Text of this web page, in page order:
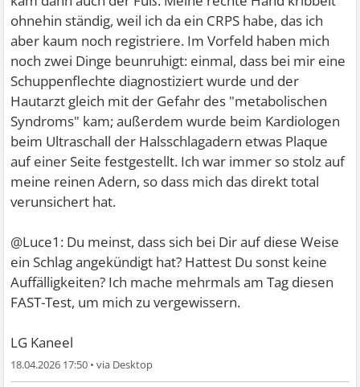
ohnehin ständig, weil ich da ein CRPS habe, das ich
aber kaum noch registriere. Im Vorfeld haben mich
noch zwei Dinge beunruhigt: einmal, dass bei mir eine
Schuppenflechte diagnostiziert wurde und der
Hautarzt gleich mit der Gefahr des "metabolischen
Syndroms" kam; außerdem wurde beim Kardiologen
beim Ultraschall der Halsschlagadern etwas Plaque
auf einer Seite festgestellt. Ich war immer so stolz auf
meine reinen Adern, so dass mich das direkt total
verunsichert hat.
@Luce1: Du meinst, dass sich bei Dir auf diese Weise
ein Schlag angekündigt hat? Hattest Du sonst keine
Auffälligkeiten? Ich mache mehrmals am Tag diesen
FAST-Test, um mich zu vergewissern.
LG Kaneel
18.04.2026 17:50 •